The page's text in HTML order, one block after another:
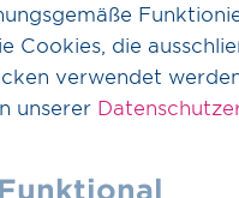
durch
der
Cookies, die
verwendet
unserer
Funktional